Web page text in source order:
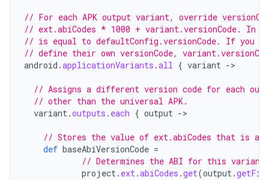
// For each APK output variant, override
// ext.abiCodes * 1000 + variant.versionCode. In
// is equal to defaultConfig.versionCode. If you
// define their own versionCode,
android .applicationVariants .all { variant ->
// Assigns a different version code for each
// other than the universal APK.
variant.outputs . each { output ->
// Stores the value of ext.abiCodes that is
def baseAbiVersionCode =
// Determines the ABI for this variant
project. ext.abiCodes .get(output.